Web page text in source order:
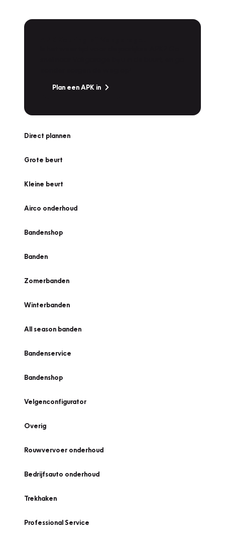
Plan een APK in
Direct plannen
Grote beurt
Kleine beurt
Airco onderhoud
Bandenshop
Banden
Zomerbanden
Winterbanden
All season banden
Bandenservice
Bandenshop
Velgenconfigurator
Overig
Rouwvervoer onderhoud
Bedrijfsauto onderhoud
Trekhaken
Professional Service